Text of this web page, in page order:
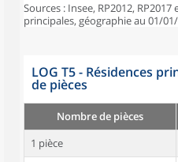
Sources : Insee, RP2012,
principales, géographie au 01/
LOG T5 - Résidences
de pièces
Nombre de pièces
1 pièce